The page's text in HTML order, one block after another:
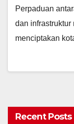
Perpaduan
dan infrastruktur
menciptakan
Recent Posts